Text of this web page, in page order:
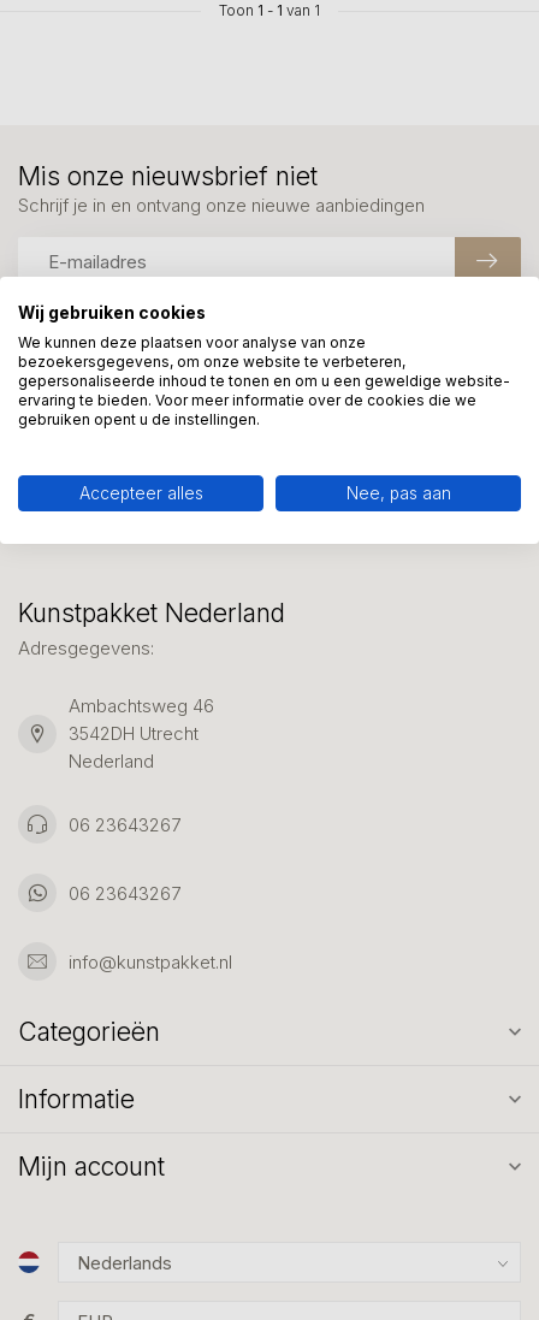
Toon 1 - 1 van 1
Meer informatie?
We helpen graag met uw keuze of geven advies, bel of app
ons 7 dagen per week: 06-23643267
Klantenservice
Mis onze nieuwsbrief niet
Schrijf je in en ontvang onze nieuwe aanbiedingen
Kunstpakket Nederland
Adresgegevens:
Ambachtsweg 46
3542DH Utrecht
Nederland
06 23643267
06 23643267
info@kunstpakket.nl
Categorieën
Informatie
Mijn account
Wij gebruiken cookies
We kunnen deze plaatsen voor analyse van onze
bezoekersgegevens, om onze website te verbeteren,
gepersonaliseerde inhoud te tonen en om u een geweldige website-
ervaring te bieden. Voor meer informatie over de cookies die we
gebruiken opent u de instellingen.
Accepteer alles Nee, pas aan